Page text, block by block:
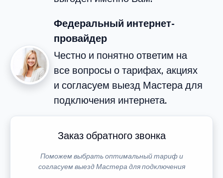
Федеральный интернет-
провайдер
Честно и понятно ответим на
все вопросы о тарифах, акциях
и согласуем выезд Мастера для
подключения интернета.
Заказ обратного звонка
Поможем выбрать оптимальный тариф и
согласуем выезд Мастера для подключения